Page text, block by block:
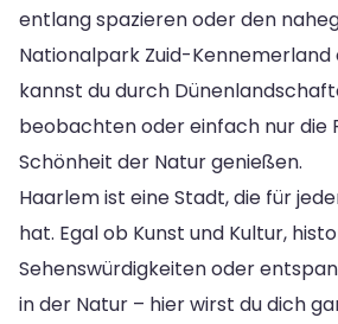
entlang spazieren oder den
Nationalpark Zuid-Kennemerland
kannst du durch
beobachten oder einfach nur die
Schönheit der Natur genießen.
Haarlem ist eine Stadt, die für
hat. Egal ob Kunst und Kultur,
Sehenswürdigkeiten oder
in der Natur – hier wirst du dich